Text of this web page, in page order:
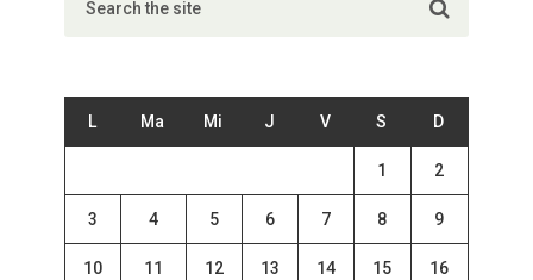
L Ma Mi J V S D
1 2
3 4 5 6 7 8 9
10 11 12 13 14 15 16